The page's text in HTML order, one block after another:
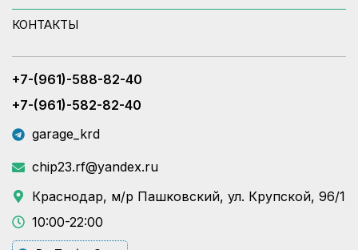
КОНТАКТЫ
+7-(961)-588-82-40
+7-(961)-582-82-40
garage_krd
chip23.rf@yandex.ru
Краснодар, м/р Пашковский, ул. Крупской, 96/1
10:00-22:00